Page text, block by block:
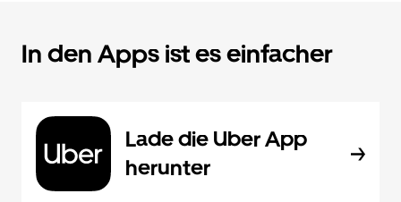
In den Apps ist es einfacher
Lade die Uber App
herunter